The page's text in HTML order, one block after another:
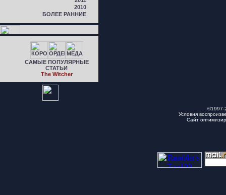
2010
БОЛЕЕ РАННИЕ
САМЫЕ ПОПУЛЯРНЫЕ
СТАТЬИ
The Witcher
Условия
Сайт